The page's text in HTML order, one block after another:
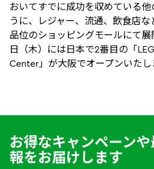
おいてすでに成功を収めている
うに、レジャー、流通、飲食店
品位のショッピングモールにて
日（木）には日本で2番目の「
Center」が大阪でオープンいたし
お得なキャンペーン
報をお届けします